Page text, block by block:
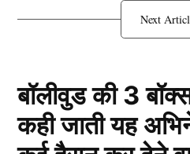
दिखा सकते है। तो आइए आपको
Asia Cup 2025 से
बुमराह
बॉलीवुड की 3
कही जाती यह